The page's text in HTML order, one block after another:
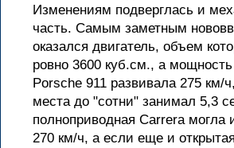
Изменениям подверглась и
часть. Самым заметным
оказался двигатель, объем
ровно 3600 куб.см., а
Porsche 911 развивала 275 км/
места до "сотни" занимал 5,3
полноприводная Carrera могла
270 км/ч, а если еще и